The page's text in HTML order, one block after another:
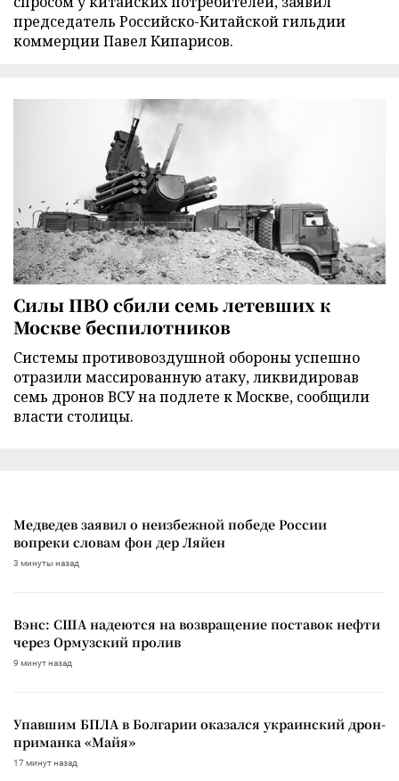
председатель Российско-Китайской гильдии
коммерции Павел Кипарисов.
Силы ПВО сбили семь летевших к
Москве беспилотников
Cистемы противовоздушной обороны успешно
отразили массированную атаку, ликвидировав
семь дронов ВСУ на подлете к Москве, сообщили
власти столицы.
Медведев заявил о неизбежной победе России
вопреки словам фон дер Ляйен
3 минуты назад
Вэнс: США надеются на возвращение поставок нефти
через Ормузский пролив
9 минут назад
Упавшим БПЛА в Болгарии оказался украинский дрон-
приманка «Майя»
17 минут назад